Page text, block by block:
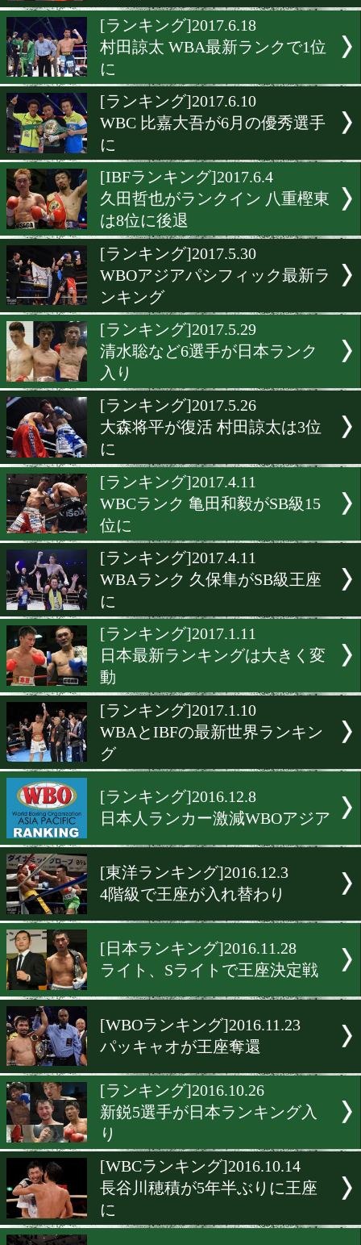
WBOランク入り
[ランキング]2017.6.21
OPBF 木村隼人含む5選手
ク入り
村田諒太 WBA最新ランク
に
[ランキング]2017.6.10
WBC 比嘉大吾が6月の優秀
に
[IBFランキング]2017.6.4
久田哲也がランクイン 八
は8位に後退
[ランキング]2017.5.30
ンキング
[ランキング]2017.5.29
清水聡など6選手が日本ラ
入り
大森将平が復活 村田諒太
に
[ランキング]2017.4.11
WBCランク 亀田和毅がSB
[ランキング]2017.4.11
WBAランク 久保隼がSB級
に
[ランキング]2017.1.11
日本最新ランキングは大き
[ランキング]2017.1.10
WBAとIBFの最新世界ラン
グ
[ランキング]2016.12.8
日本人ランカー激減WBO
[東洋ランキング]2016.12.3
4階級で王座が入れ替わり